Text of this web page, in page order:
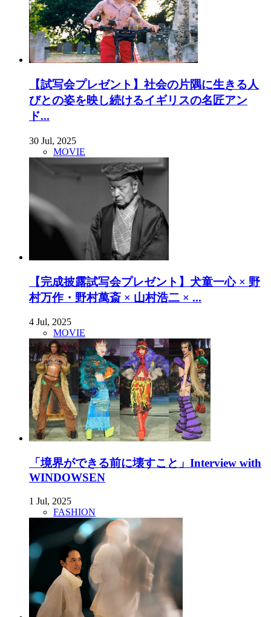
【試写会プレゼント】社会の片隅に生きる人
びとの姿を映し続けるイギリスの名匠アン
ド...
30 Jul, 2025
MOVIE
【完成披露試写会プレゼント】犬童一心 × 野
村万作・野村萬斎 × 山村浩二 × ...
4 Jul, 2025
MOVIE
「境界ができる前に壊すこと」Interview with
WINDOWSEN
1 Jul, 2025
FASHION